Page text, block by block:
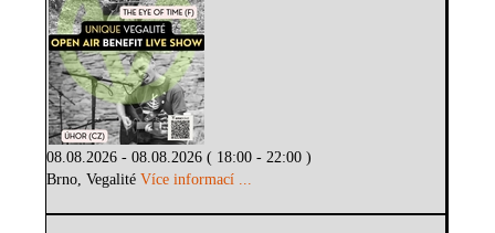
08.08.2026 - 08.08.2026 ( 18:00 - 22:00 )
Brno, VegalitéVíce informací ...